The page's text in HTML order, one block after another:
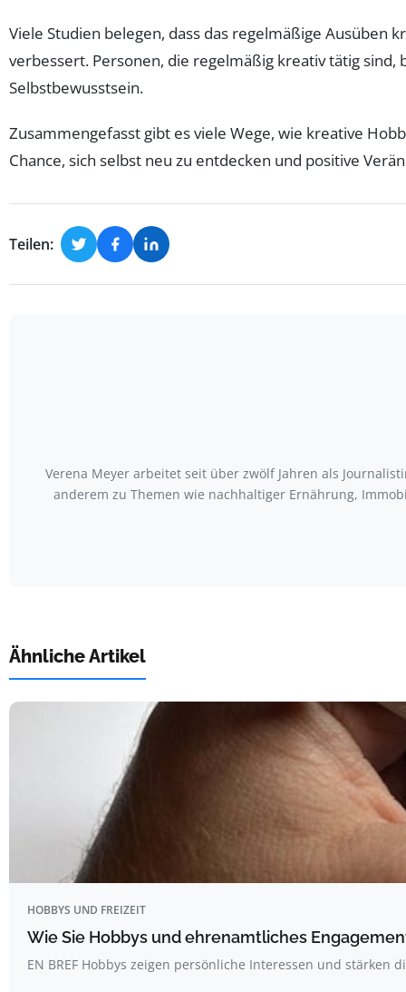
Viele Studien belegen, dass das regelmäßige Ausüben
verbessert. Personen, die regelmäßig kreativ tätig
Selbstbewusstsein.
Zusammengefasst gibt es viele Wege, wie kreative
Chance, sich selbst neu zu entdecken und positive
Teilen:
Verena Meyer arbeitet seit über zwölf Jahren als
anderem zu Themen wie nachhaltiger Ernährung,
Ähnliche Artikel
HOBBYS UND FREIZEIT
Wie Sie Hobbys und ehrenamtliches
EN BREF Hobbys zeigen persönliche Interessen und stärken